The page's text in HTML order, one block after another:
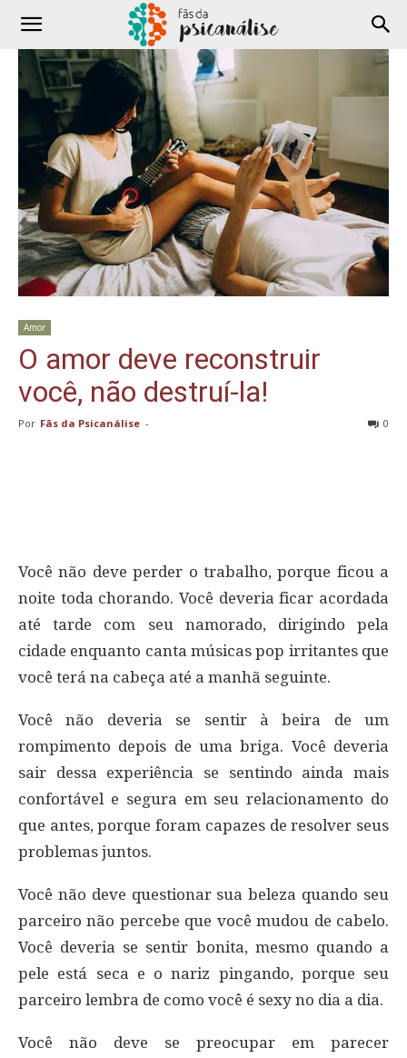
Amor
O amor deve reconstruir
você, não destruí-la!
Por Fãs da Psicanálise - 0
Você não deve perder o trabalho, porque ficou a
noite toda chorando. Você deveria ficar acordada
até tarde com seu namorado, dirigindo pela
cidade enquanto canta músicas pop irritantes que
você terá na cabeça até a manhã seguinte.
Você não deveria se sentir à beira de um
rompimento depois de uma briga. Você deveria
sair dessa experiência se sentindo ainda mais
confortável e segura em seu relacionamento do
que antes, porque foram capazes de resolver seus
problemas juntos.
Você não deve questionar sua beleza quando seu
parceiro não percebe que você mudou de cabelo.
Você deveria se sentir bonita, mesmo quando a
pele está seca e o nariz pingando, porque seu
parceiro lembra de como você é sexy no dia a dia.
Você não deve se preocupar em parecer